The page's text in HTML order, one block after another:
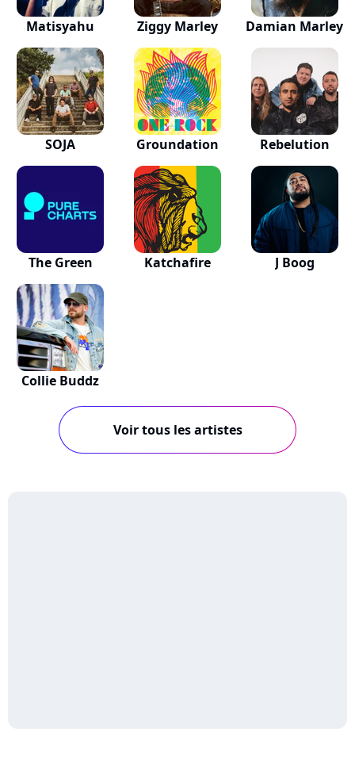
Matisyahu Ziggy Marley Damian Marley
SOJA Groundation Rebelution
The Green Katchafire J Boog
Collie Buddz
Voir tous les artistes